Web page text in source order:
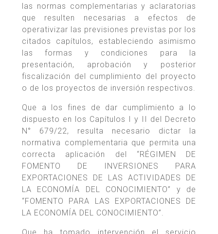
las normas complementarias y aclaratorias
que resulten necesarias a efectos de
operativizar las previsiones previstas por los
citados capítulos, estableciendo asimismo
las formas y condiciones para la
presentación, aprobación y posterior
fiscalización del cumplimiento del proyecto
o de los proyectos de inversión respectivos.
Que a los fines de dar cumplimiento a lo
dispuesto en los Capítulos I y II del Decreto
N° 679/22, resulta necesario dictar la
normativa complementaria que permita una
correcta aplicación del “RÉGIMEN DE
FOMENTO DE INVERSIONES PARA
EXPORTACIONES DE LAS ACTIVIDADES DE
LA ECONOMÍA DEL CONOCIMIENTO” y de
“FOMENTO PARA LAS EXPORTACIONES DE
LA ECONOMÍA DEL CONOCIMIENTO”.